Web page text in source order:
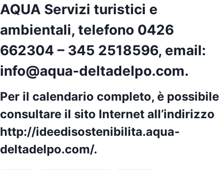
AQUA Servizi turistici e
ambientali, telefono 0426
662304 – 345 2518596, email:
info@aqua-deltadelpo.com.
Per il calendario completo, è possibile
consultare il sito Internet all’indirizzo
http://ideedisostenibilita.aqua-
deltadelpo.com/.